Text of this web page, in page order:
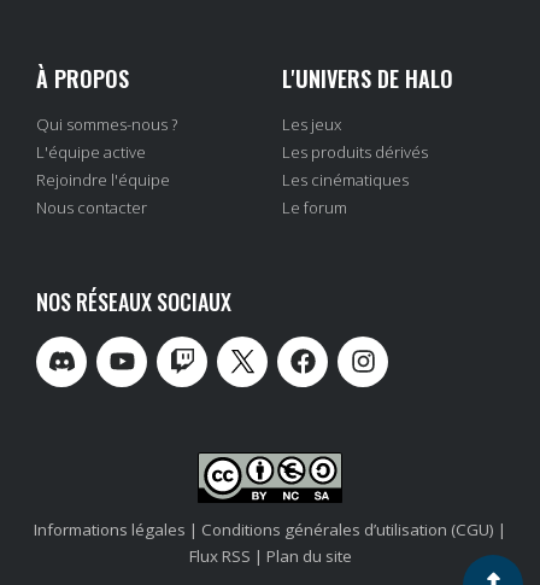
À PROPOS
Qui sommes-nous ?
L'équipe active
Rejoindre l'équipe
Nous contacter
L'UNIVERS DE HALO
Les jeux
Les produits dérivés
Les cinématiques
Le forum
NOS RÉSEAUX SOCIAUX
Informations légales | Conditions générales d’utilisation (CGU) |
Flux RSS | Plan du site